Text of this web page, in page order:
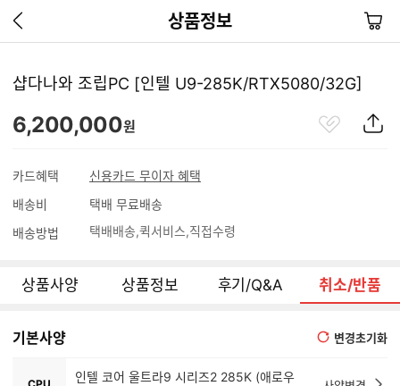
상품정보
이
지
기
장
바
샵다나와 조립PC [인텔 U9-285K/RTX5080/32G]
6,200,000원
카드혜택
신용카드 무이자 혜택
배송비
택배 무료배송
배송방법
택배배송 퀵서비스 직접수령
상품사양 상품정보 후기/Q&A 취소/반품
기본사양 변경초기화
인텔 코어 울트라9 시리즈2 285K (애로우